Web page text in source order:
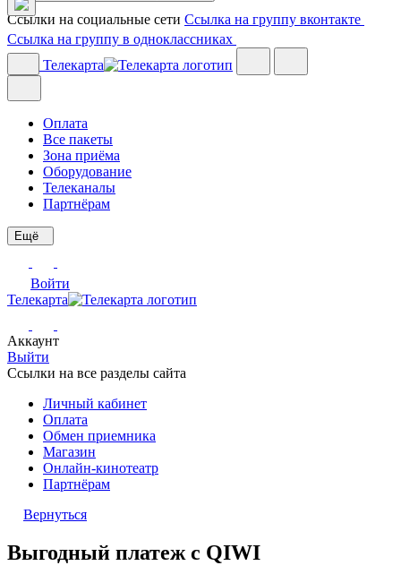
Ссылки на социальные сети Ссылка на группу вконтакте
Ссылка на группу в одноклассниках
Телекарта
Оплата
Все пакеты
Зона приёма
Оборудование
Телеканалы
Партнёрам
Ещё
Войти
Телекарта
Аккаунт
Выйти
Ссылки на все разделы сайта
Личный кабинет
Оплата
Обмен приемника
Магазин
Онлайн-кинотеатр
Партнёрам
Вернуться
Выгодный платеж с QIWI